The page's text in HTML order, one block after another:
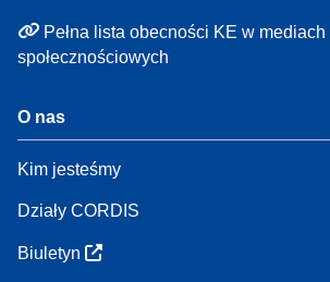
Pełna lista obecności KE w mediach
społecznościowych
O nas
Kim jesteśmy
Działy CORDIS
Biuletyn